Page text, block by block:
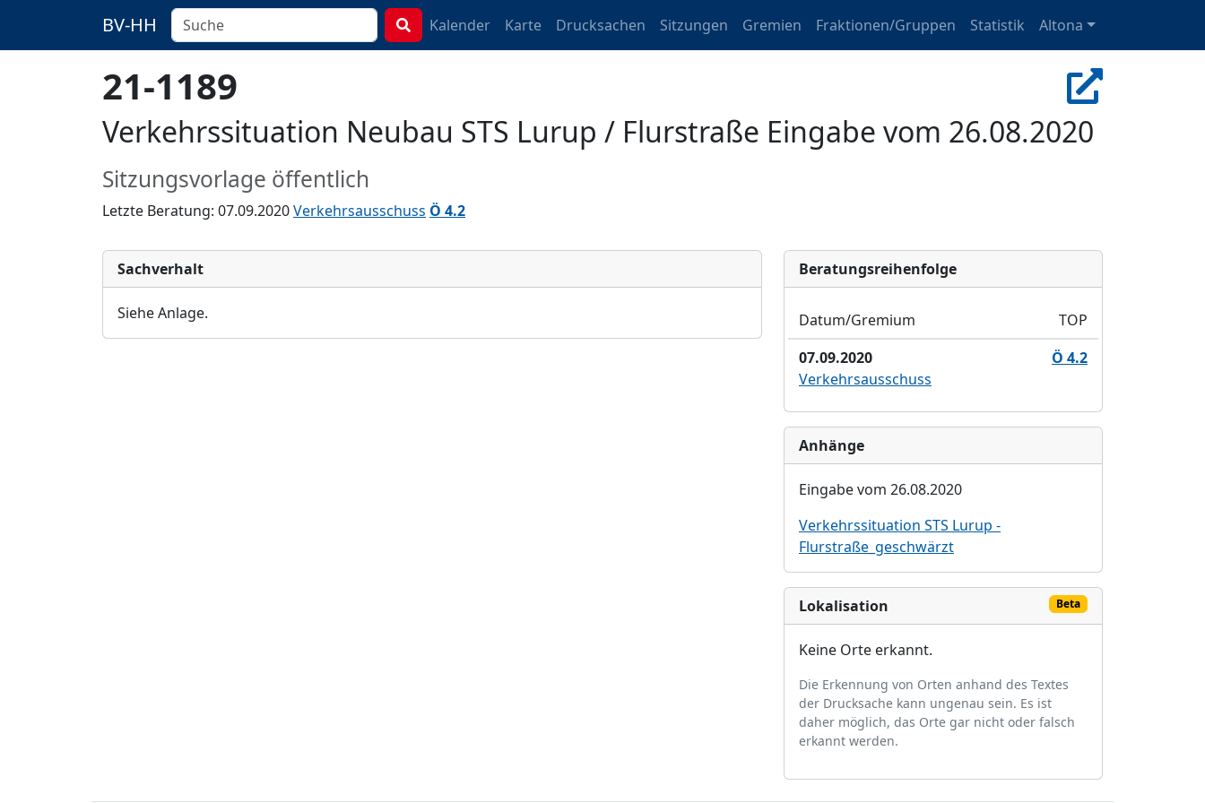
BV-HH Kalender Karte Drucksachen Sitzungen Gremien Fraktionen/Gruppen Statistik Altona
21-1189
Verkehrssituation Neubau STS Lurup / Flurstraße Eingabe vom 26.08.2020
Sitzungsvorlage öffentlich
Letzte Beratung: 07.09.2020Verkehrsausschuss Ö 4.2
Sachverhalt
Siehe Anlage.
Bera­tungs­reihen­folge
Datum/Gremium
TOP
07.09.2020
Ö 4.2
Verkehrsausschuss
Anhänge
Eingabe vom 26.08.2020
Verkehrssituation STS Lurup -
Flurstraße_geschwärzt
Lokalisation Beta
Keine Orte erkannt.
Die Erkennung von Orten anhand des Textes
der Drucksache kann ungenau sein. Es ist
daher möglich, das Orte gar nicht oder falsch
erkannt werden.